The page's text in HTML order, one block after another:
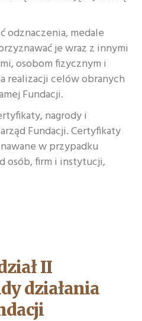
odznaczenia, medale
je wraz z innymi
osobom fizycznym i
realizacji celów obranych
Fundacji.
nagrody i
Fundacji. Certyfikaty
w przypadku
osób, firm i instytucji,
II
działania